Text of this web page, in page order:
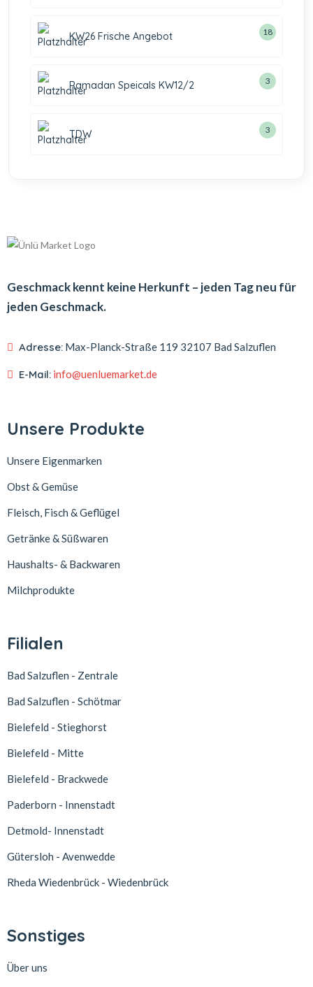
KW26 Frische Angebot 18
Ramadan Speicals KW12/2 3
TDW 3
Geschmack kennt keine Herkunft – jeden Tag neu für
jeden Geschmack.
Adresse: Max-Planck-Straße 119 32107 Bad Salzuflen
E-Mail: info@uenluemarket.de
Unsere Produkte
Unsere Eigenmarken
Obst & Gemüse
Fleisch, Fisch & Geflügel
Getränke & Süßwaren
Haushalts- & Backwaren
Milchprodukte
Filialen
Bad Salzuflen - Zentrale
Bad Salzuflen - Schötmar
Bielefeld - Stieghorst
Bielefeld - Mitte
Bielefeld - Brackwede
Paderborn - Innenstadt
Detmold- Innenstadt
Gütersloh - Avenwedde
Rheda Wiedenbrück - Wiedenbrück
Sonstiges
Über uns